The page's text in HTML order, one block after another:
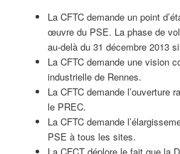
La CFTC demande un point
œuvre du PSE. La phase de
au-delà du 31 décembre 2013
La CFTC demande une vision
industrielle de Rennes.
La CFTC demande l’ouverture
le PREC.
La CFTC demande
PSE à tous les sites.